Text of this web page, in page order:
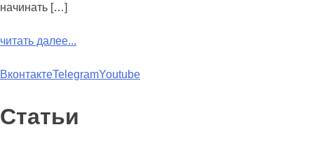
начинать […]
читать далее...
ВконтактеTelegramYoutube
Статьи